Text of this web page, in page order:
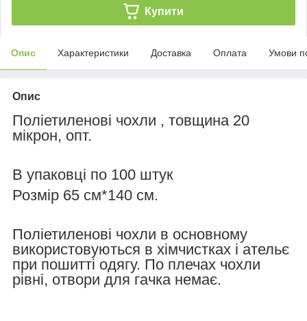
Купити
Опис Характеристики Доставка Оплата Умови
Опис
Поліетиленові чохли , товщина 20
мікрон, опт.
В упаковці по 100 штук
Розмір 65 см*140 см.
Поліетиленові чохли в основному
використовуються в хімчистках і ательє
при пошитті одягу. По плечах чохли
рівні, отвори для гачка немає.